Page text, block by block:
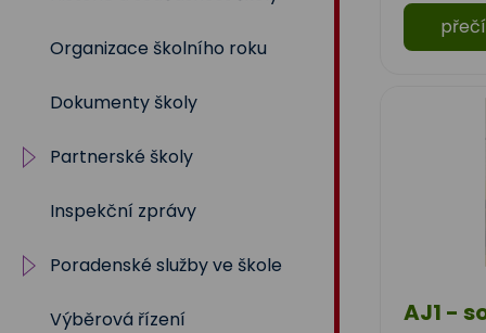
AJ1 -
2020/2021
2019/2020
2018/2019
2017/2018
2016/2017
2015/2016
Organizace školního roku
Dokumenty školy
Partnerské školy
Projekty
Inspekční zprávy
Poradenské služby ve škole
Výchovný a kariérní
Výběrová řízení